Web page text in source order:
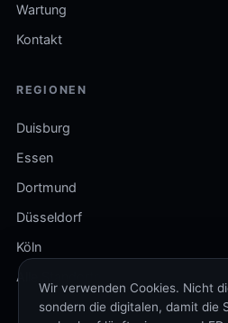
Wartung
Kontakt
REGIONEN
Duisburg
Essen
Dortmund
Düsseldorf
Köln
Alle Standorte
Wir verwenden Cookies. Nicht
sondern die digitalen, damit die